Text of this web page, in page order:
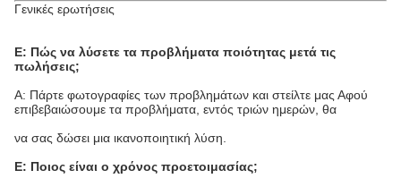
Γενικές ερωτήσεις
Ε: Πώς να λύσετε τα προβλήματα ποιότητας μετά τις
πωλήσεις;
Α: Πάρτε φωτογραφίες των προβλημάτων και στείλτε μας Αφού
επιβεβαιώσουμε τα προβλήματα, εντός τριών ημερών, θα
να σας δώσει μια ικανοποιητική λύση.
Ε: Ποιος είναι ο χρόνος προετοιμασίας;